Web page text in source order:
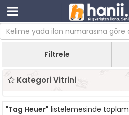
Filtrele
Kategori Vitrini
"Tag Heuer" listelemesinde toplam